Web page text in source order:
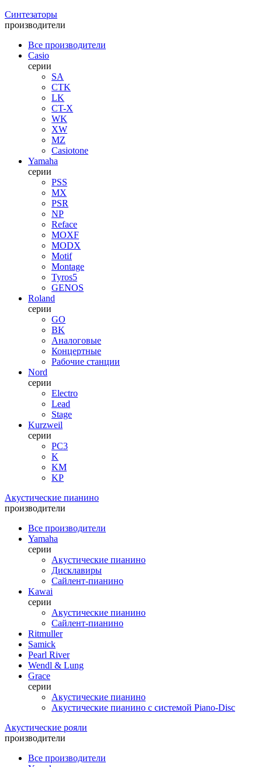
Синтезаторы
производители
Все производители
Casio
серии
SA
CTK
LK
CT-X
WK
XW
MZ
Casiotone
Yamaha
серии
PSS
MX
PSR
NP
Reface
MOXF
MODX
Motif
Montage
Tyros5
GENOS
Roland
серии
GO
BK
Аналоговые
Концертные
Рабочие станции
Nord
серии
Electro
Lead
Stage
Kurzweil
серии
PC3
K
KM
KP
Акустические пианино
производители
Все производители
Yamaha
серии
Акустические пианино
Дисклавиры
Сайлент-пианино
Kawai
серии
Акустические пианино
Сайлент-пианино
Ritmuller
Samick
Pearl River
Wendl & Lung
Grace
серии
Акустические пианино
Акустические пианино с системой Piano-Disc
Акустические рояли
производители
Все производители